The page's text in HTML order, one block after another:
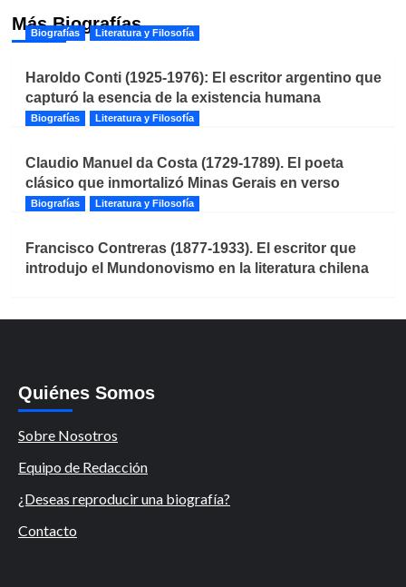
Más Biografías
Biografías Literatura y Filosofía
Haroldo Conti (1925-1976): El escritor argentino que
capturó la esencia de la existencia humana
Biografías Literatura y Filosofía
Claudio Manuel da Costa (1729-1789). El poeta
clásico que inmortalizó Minas Gerais en verso
Biografías Literatura y Filosofía
Francisco Contreras (1877-1933). El escritor que
introdujo el Mundonovismo en la literatura chilena
Quiénes Somos
Sobre Nosotros
Equipo de Redacción
¿Deseas reproducir una biografía?
Contacto